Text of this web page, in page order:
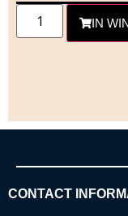
IN
CONTACT